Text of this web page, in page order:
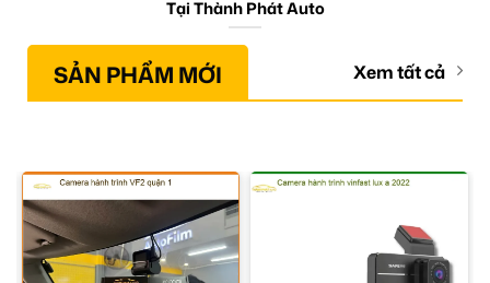
Tại Thành Phát Auto
SẢN PHẨM MỚI Xem tất cả